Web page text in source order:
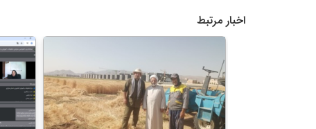
اخبار مرتبط